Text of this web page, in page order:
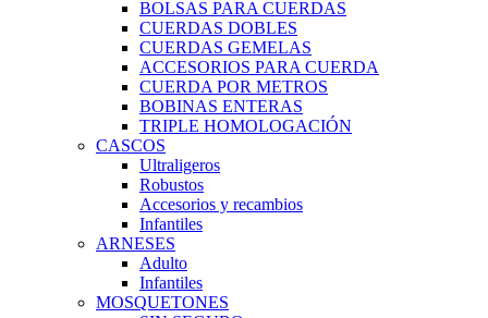
BOLSAS PARA CUERDAS
CUERDAS DOBLES
CUERDAS GEMELAS
ACCESORIOS PARA CUERDA
CUERDA POR METROS
BOBINAS ENTERAS
TRIPLE HOMOLOGACIÓN
CASCOS
Ultraligeros
Robustos
Accesorios y recambios
Infantiles
ARNESES
Adulto
Infantiles
MOSQUETONES